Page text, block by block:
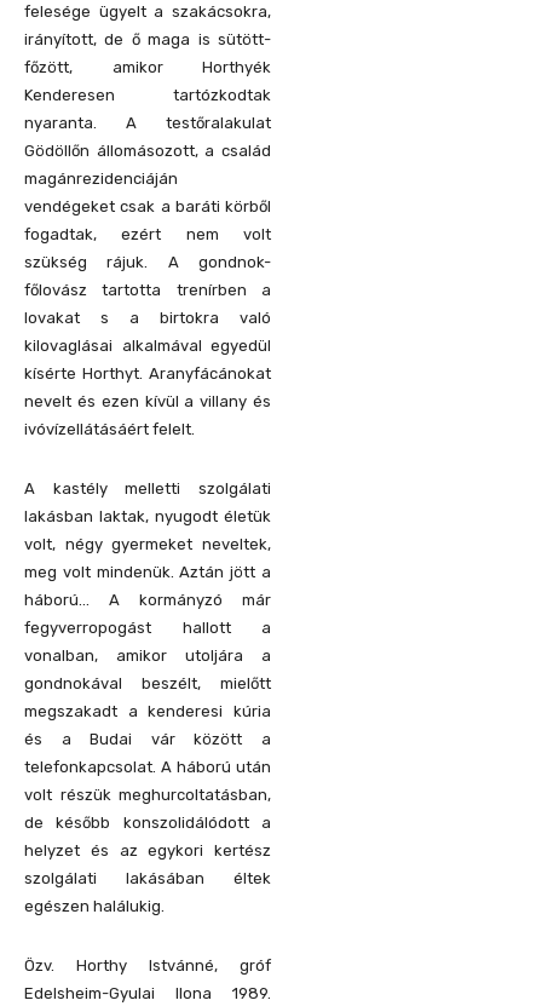
felesége ügyelt a szakácsokra,
irányított, de ő maga is sütött-
főzött, amikor Horthyék
Kenderesen tartózkodtak
nyaranta. A testőralakulat
Gödöllőn állomásozott, a család
magánrezidenciáján
vendégeket csak a baráti körből
fogadtak, ezért nem volt
szükség rájuk. A gondnok-
főlovász tartotta trenírben a
lovakat s a birtokra való
kilovaglásai alkalmával egyedül
kísérte Horthyt. Aranyfácánokat
nevelt és ezen kívül a villany és
ivóvízellátásáért felelt.
A kastély melletti szolgálati
lakásban laktak, nyugodt életük
volt, négy gyermeket neveltek,
meg volt mindenük. Aztán jött a
háború… A kormányzó már
fegyverropogást hallott a
vonalban, amikor utoljára a
gondnokával beszélt, mielőtt
megszakadt a kenderesi kúria
és a Budai vár között a
telefonkapcsolat. A háború után
volt részük meghurcoltatásban,
de később konszolidálódott a
helyzet és az egykori kertész
szolgálati lakásában éltek
egészen halálukig.
Özv. Horthy Istvánné, gróf
Edelsheim-Gyulai Ilona 1989.